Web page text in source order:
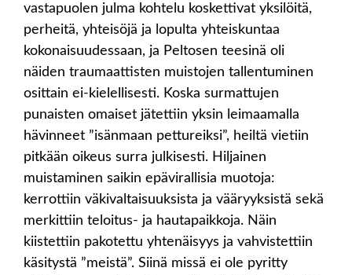
vastapuolen julma kohtelu koskettivat yksilöitä,
perheitä, yhteisöjä ja lopulta yhteiskuntaa
kokonaisuudessaan, ja Peltosen teesinä oli
näiden traumaattisten muistojen tallentuminen
osittain ei-kielellisesti. Koska surmattujen
punaisten omaiset jätettiin yksin leimaamalla
hävinneet ”isänmaan pettureiksi”, heiltä vietiin
pitkään oikeus surra julkisesti. Hiljainen
muistaminen saikin epävirallisia muotoja:
kerrottiin väkivaltaisuuksista ja vääryyksistä sekä
merkittiin teloitus- ja hautapaikkoja. Näin
kiistettiin pakotettu yhtenäisyys ja vahvistettiin
käsitystä ”meistä”. Siinä missä ei ole pyritty